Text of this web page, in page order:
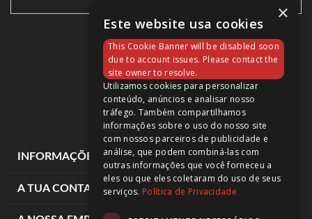
BH LYNX RACE
3 399,90 €
INFORMAÇÕES DE LOJA
A TUA CONTA
×
Este website usa cookies
This Cookie Banner will be disabled soon
due to account issues. Please contact the
site owner to resolve.
Utilizamos cookies para personalizar
conteúdo, anúncios e analisar nosso
tráfego. Também compartilhamos
informações sobre o uso do nosso site
com nossos parceiros de publicidade e
análise, que podem combiná-las com
outras informações que você forneceu a
eles ou que eles coletaram do uso de seus
serviços. Política de Privacidade